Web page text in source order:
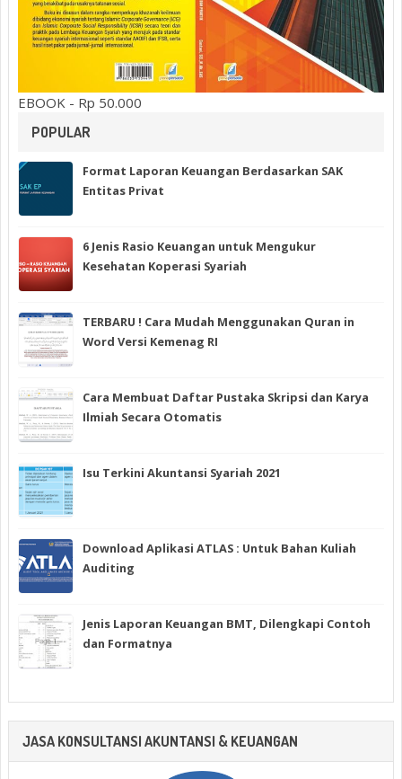
EBOOK - Rp 50.000
POPULAR
Format Laporan Keuangan Berdasarkan SAK
Entitas Privat
6 Jenis Rasio Keuangan untuk Mengukur
Kesehatan Koperasi Syariah
TERBARU ! Cara Mudah Menggunakan Quran in
Word Versi Kemenag RI
Cara Membuat Daftar Pustaka Skripsi dan Karya
Ilmiah Secara Otomatis
Isu Terkini Akuntansi Syariah 2021
Download Aplikasi ATLAS : Untuk Bahan Kuliah
Auditing
Jenis Laporan Keuangan BMT, Dilengkapi Contoh
dan Formatnya
JASA KONSULTANSI AKUNTANSI & KEUANGAN